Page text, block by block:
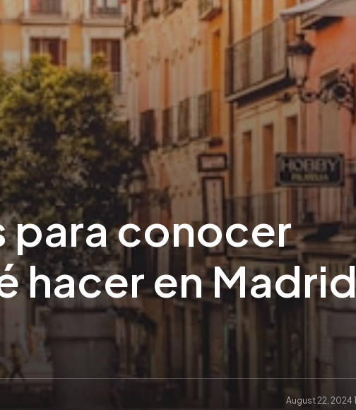
para conocer
hacer en
August 22, 2024